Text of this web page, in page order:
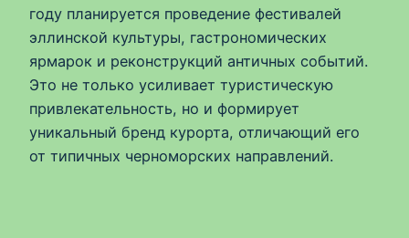
году планируется проведение фестивалей
эллинской культуры, гастрономических
ярмарок и реконструкций античных событий.
Это не только усиливает туристическую
привлекательность, но и формирует
уникальный бренд курорта, отличающий его
от типичных черноморских направлений.